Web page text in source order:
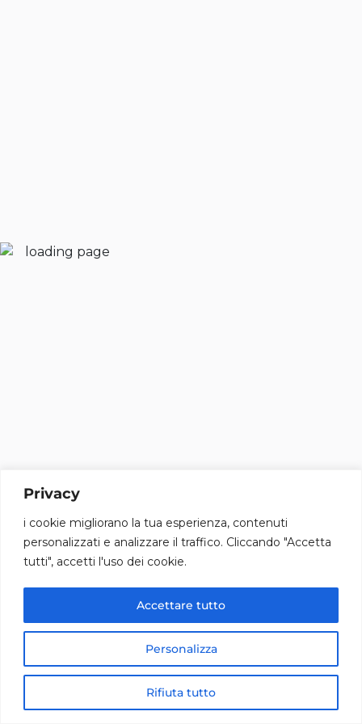
Privacy
i cookie migliorano la tua esperienza, contenuti
personalizzati e analizzare il traffico. Cliccando "Accetta
tutti", accetti l'uso dei cookie.
Personalizza
Rifiuta tutto
Accettare tutto
Home Cerca Telefono Whatsapp Tutti Prodotti